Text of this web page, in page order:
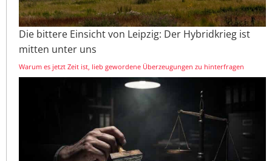
Die bittere Einsicht von Leipzig: Der Hybridkrieg ist
mitten unter uns
Warum es jetzt Zeit ist, lieb gewordene Überzeugungen zu hinterfragen